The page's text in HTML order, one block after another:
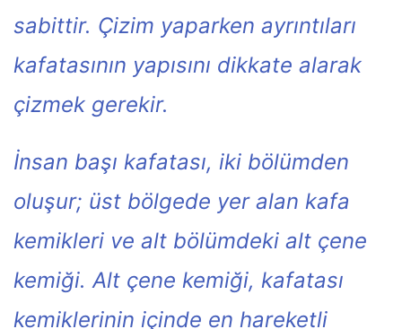
sabittir. Çizim yaparken ayrıntıları
kafatasının yapısını dikkate alarak
çizmek gerekir.
İnsan başı kafatası, iki bölümden
oluşur; üst bölgede yer alan kafa
kemikleri ve alt bölümdeki alt çene
kemiği. Alt çene kemiği, kafatası
kemiklerinin içinde en hareketli